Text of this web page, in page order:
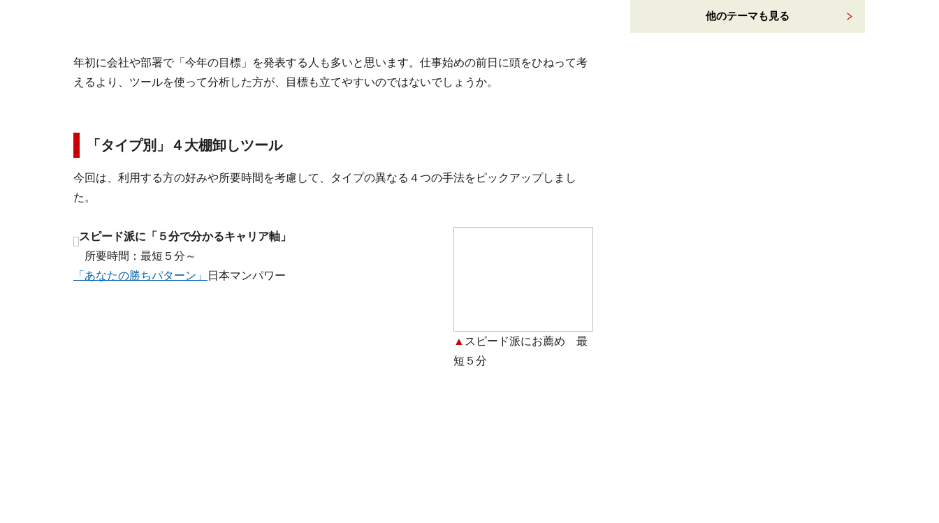
年初に会社や部署で「今年の目標」を発表する人も多いと思います。仕事始めの前日に頭をひねって考
えるより、ツールを使って分析した方が、目標も立てやすいのではないでしょうか。
「タイプ別」４大棚卸しツール
今回は、利用する方の好みや所要時間を考慮して、タイプの異なる４つの手法をピックアップしまし
た。
▲ スピード派にお薦め 最
短５分
スピード派に「５分で分かるキャリア軸」
所要時間：最短５分～
「あなたの勝ちパターン」
日本マンパワー
他のテーマも見る